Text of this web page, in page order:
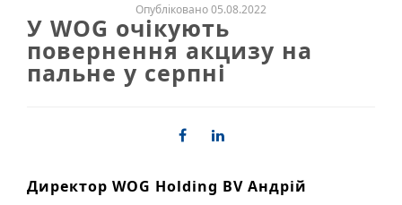
Опубліковано 05.08.2022
У WOG очікують
повернення акцизу на
пальне у серпні
Директор WOG Holding BV Андрій